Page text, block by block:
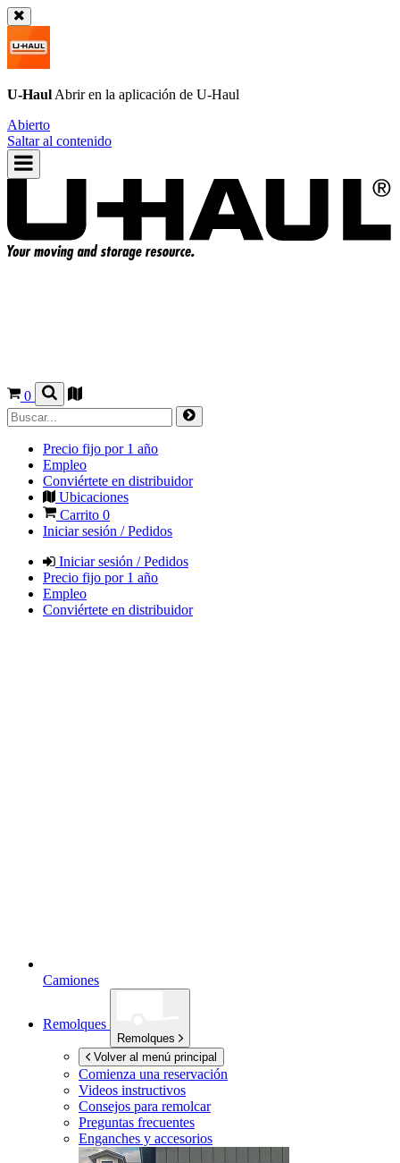
U-Haul Abrir en la aplicación de U-Haul
Abierto
Saltar al contenido
0
Precio fijo por 1 año
Empleo
Conviértete en distribuidor
Ubicaciones
Carrito 0
Iniciar sesión / Pedidos
Iniciar sesión / Pedidos
Precio fijo por 1 año
Empleo
Conviértete en distribuidor
Camiones
Remolques
Remolques
Volver al menú principal
Comienza una reservación
Videos instructivos
Consejos para remolcar
Preguntas frecuentes
Enganches y accesorios